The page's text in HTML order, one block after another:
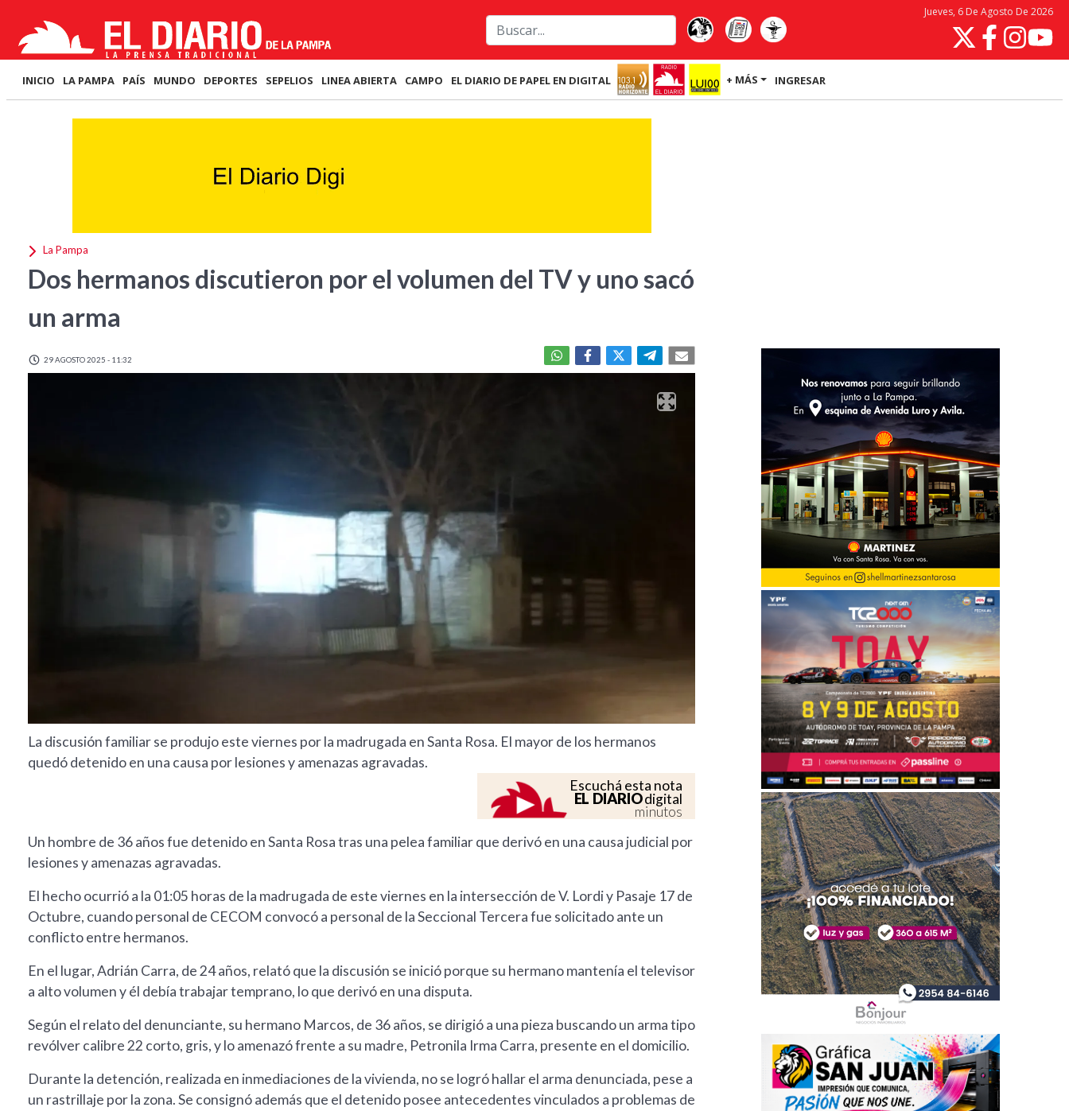
Jueves, 6 De Agosto De 2026
INICIO LA PAMPA PAÍS MUNDO DEPORTES SEPELIOS LINEA ABIERTA CAMPO EL DIARIO DE PAPEL EN DIGITAL + MÁS INGRESAR
La Pampa
Dos hermanos discutieron por el volumen del TV y uno sacó
un arma
29 AGOSTO 2025 - 11:32
La discusión familiar se produjo este viernes por la madrugada en Santa Rosa. El mayor de los hermanos
quedó detenido en una causa por lesiones y amenazas agravadas.
Escuchá esta nota
EL DIARIOdigital
minutos
Un hombre de 36 años fue detenido en Santa Rosa tras una pelea familiar que derivó en una causa judicial por
lesiones y amenazas agravadas.
El hecho ocurrió a la 01:05 horas de la madrugada de este viernes en la intersección de V. Lordi y Pasaje 17 de
Octubre, cuando personal de CECOM convocó a personal de la Seccional Tercera fue solicitado ante un
conflicto entre hermanos.
En el lugar, Adrián Carra, de 24 años, relató que la discusión se inició porque su hermano mantenía el televisor
a alto volumen y él debía trabajar temprano, lo que derivó en una disputa.
Según el relato del denunciante, su hermano Marcos, de 36 años, se dirigió a una pieza buscando un arma tipo
revólver calibre 22 corto, gris, y lo amenazó frente a su madre, Petronila Irma Carra, presente en el domicilio.
Durante la detención, realizada en inmediaciones de la vivienda, no se logró hallar el arma denunciada, pese a
un rastrillaje por la zona. Se consignó además que el detenido posee antecedentes vinculados a problemas de